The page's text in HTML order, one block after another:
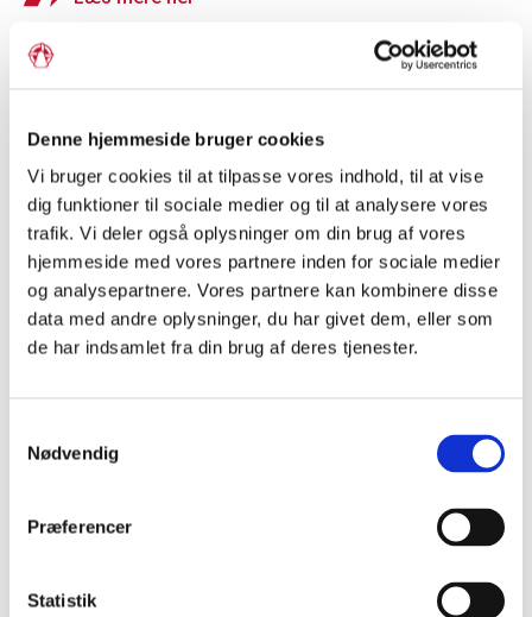
Denne hjemmeside bruger cookies
Vi bruger cookies til at tilpasse vores indhold, til at vise
dig funktioner til sociale medier og til at analysere vores
trafik. Vi deler også oplysninger om din brug af vores
hjemmeside med vores partnere inden for sociale medier
og analysepartnere. Vores partnere kan kombinere disse
data med andre oplysninger, du har givet dem, eller som
de har indsamlet fra din brug af deres tjenester.
Nødvendig
Præferencer
Statistik
ambassadørkorps
dialog om, hvad det vil sige at tilhøre et mindretal. Du kan
Læs mere her